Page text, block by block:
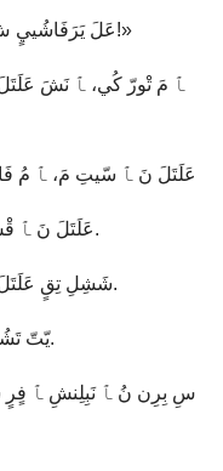
عَلَ يَرَفَاشُييٍ شَ عَ قَلَ، «عَ شَ شَنُنتٍيَ مُ حْنمَ عَبَدَن!»
عَلَتَلَ نَ ﭑ سّيتِ مَ، ﭑ مُ
عَلَتَلَ نَ ﭑ قْشْ رَ، عَ ﭑ مَلِمَ. ﭑ قَمَ نّ نْدٍ ﭑ يَشُييٍ رَ.
شَشِلِ تِقٍ عَلَتَلَ رَ، نَ نَن قَن بٍينُن شَشِلِ تِقٍ عَدَ مَدِ رَ.
يّتّ تَشُقٍ عَلَتَلَ رَ دَنفِ يّتّ تَشُقٍ دُنِحَ مَنفّيٍ رَ.